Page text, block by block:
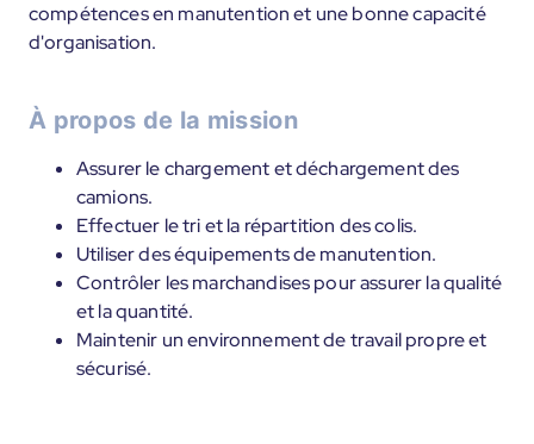
compétences en manutention et une bonne capacité
d'organisation.
À propos de la mission
Assurer le chargement et déchargement des
camions.
Effectuer le tri et la répartition des colis.
Utiliser des équipements de manutention.
Contrôler les marchandises pour assurer la qualité
et la quantité.
Maintenir un environnement de travail propre et
sécurisé.